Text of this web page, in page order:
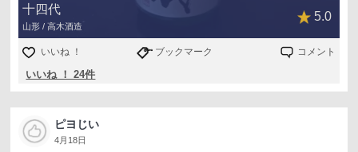
十四代
山形 / 高木酒造
5.0
いいね ！ ブックマーク コメント
いいね ！ 24件
ピヨじい
4月18日